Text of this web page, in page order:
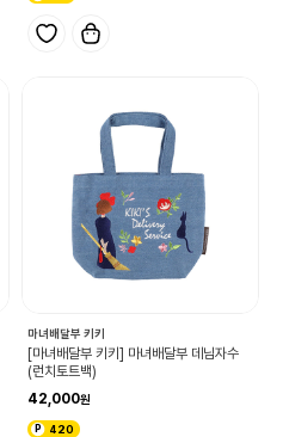
마녀배달부 키키
[마녀배달부 키키] 마녀배달부 데님자수
(런치토트백)
42,000
420